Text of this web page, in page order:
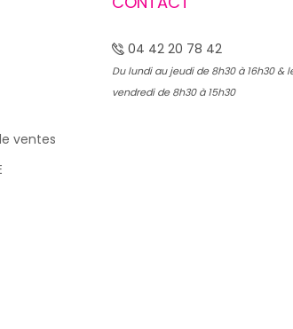
ventes
04 42 20 78 42
Du lundi au jeudi de 8h30 à 16h30 &
vendredi de 8h30 à 15h30